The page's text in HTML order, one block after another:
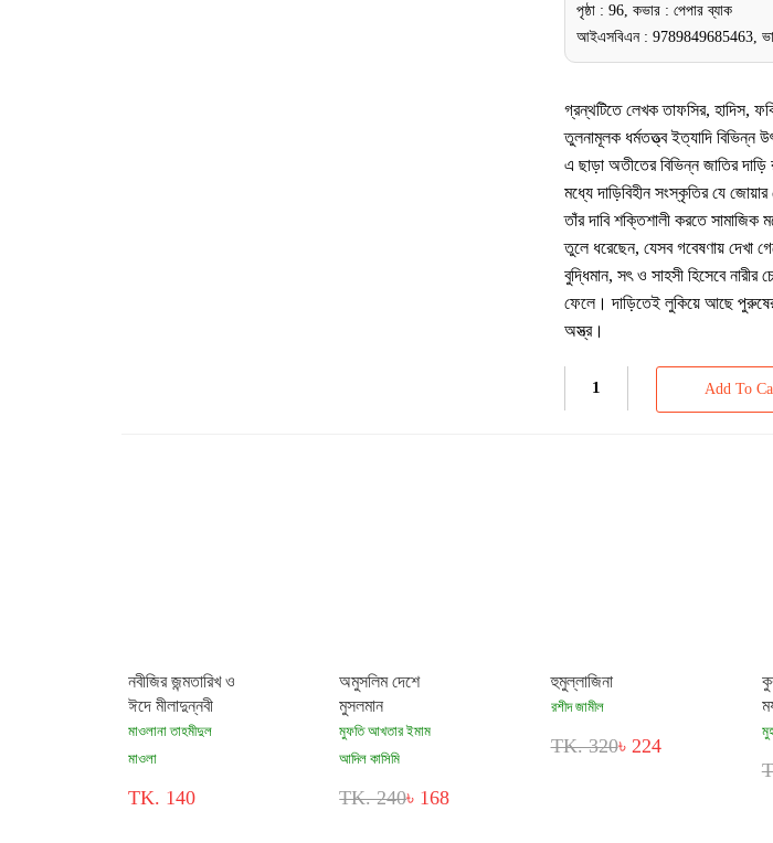
পৃষ্ঠা : 96, কভার : পেপার ব্যাক
আইএসবিএন : 9789849685463,
গ্রন্থটিতে লেখক তাফসির, হাদিস,
তুলনামূলক ধর্মতত্ত্ব ইত্যাদি বিভিন্ন
এ ছাড়া অতীতের বিভিন্ন জাতির দাড়ি
মধ্যে দাড়িবিহীন সংস্কৃতির যে
তাঁর দাবি শক্তিশালী করতে সামাজিক
তুলে ধরেছেন, যেসব গবেষণায় দেখা
বুদ্ধিমান, সৎ ও সাহসী হিসেবে
ফেলে। দাড়িতেই লুকিয়ে আছে
অস্ত্র।
Add To
নবীজির জন্মতারিখ ও
ঈদে মীলাদুন্নবী
মাওলানা তাহমীদুল
মাওলা
TK. 140
অমুসলিম দেশে
মুসলমান
মুফতি আখতার ইমাম
আদিল কাসিমি
TK. 240৳ 168
হুমুল্লাজিনা
রশীদ জামীল
TK. 320৳ 224